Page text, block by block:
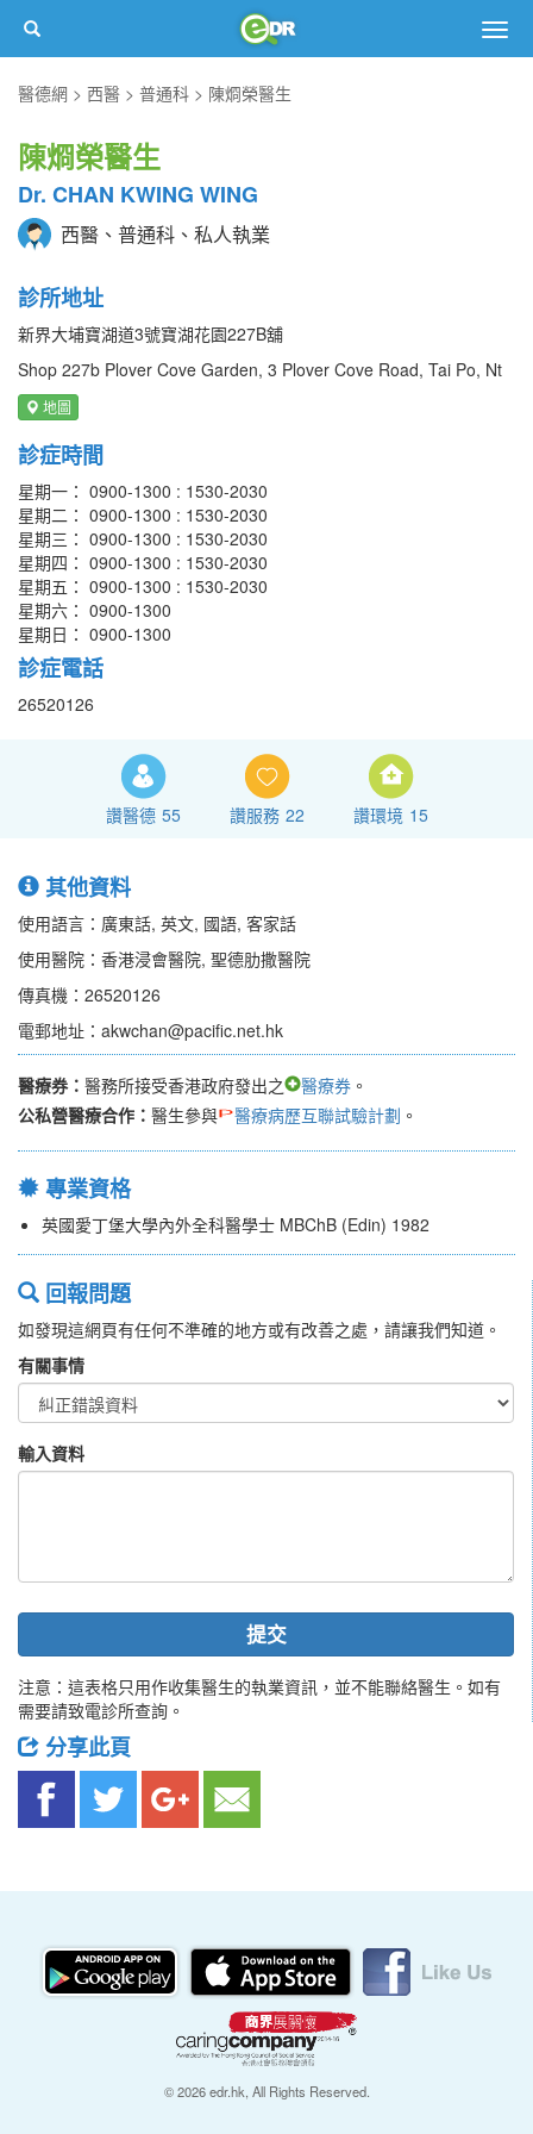
醫德網
西醫 普通科 陳烱榮醫生
陳烱榮醫生
Dr. CHAN KWING WING
西醫、普通科、私人執業
診所地址
新界大埔寶湖道3號寶湖花園227B舖
Shop 227b Plover Cove Garden, 3 Plover Cove Road, Tai Po, Nt
地圖
診症時間
星期一： 0900-1300 : 1530-2030
星期二： 0900-1300 : 1530-2030
星期三： 0900-1300 : 1530-2030
星期四： 0900-1300 : 1530-2030
星期五： 0900-1300 : 1530-2030
星期六： 0900-1300
星期日： 0900-1300
診症電話
26520126
讚醫德 55 讚服務 22 讚環境 15
其他資料
使用語言：廣東話, 英文, 國語, 客家話
使用醫院：香港浸會醫院, 聖德肋撒醫院
傳真機：26520126
電郵地址：akwchan@pacific.net.hk
醫療券： 醫務所接受香港政府發出之 醫療券 。
公私營醫療合作： 醫生參與 醫療病歷互聯試驗計劃 。
專業資格
英國愛丁堡大學內外全科醫學士 MBChB (Edin) 1982
回報問題
如發現這網頁有任何不準確的地方或有改善之處，請讓我們知道。
有關事情
輸入資料
提交
注意：這表格只用作收集醫生的執業資訊，並不能聯絡醫生。如有
需要請致電診所查詢。
分享此頁
© 2026 edr.hk, All Rights Reserved.